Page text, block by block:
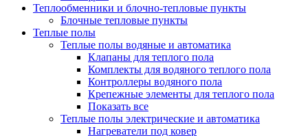
Теплообменники и блочно-тепловые пункты
Блочные тепловые пункты
Теплые полы
Теплые полы водяные и автоматика
Клапаны для теплого пола
Комплекты для водяного теплого пола
Контроллеры водяного пола
Крепежные элементы для теплого пола
Показать все
Теплые полы электрические и автоматика
Нагреватели под ковер